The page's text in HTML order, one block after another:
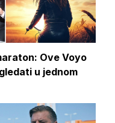
Ove Voyo
u jednom